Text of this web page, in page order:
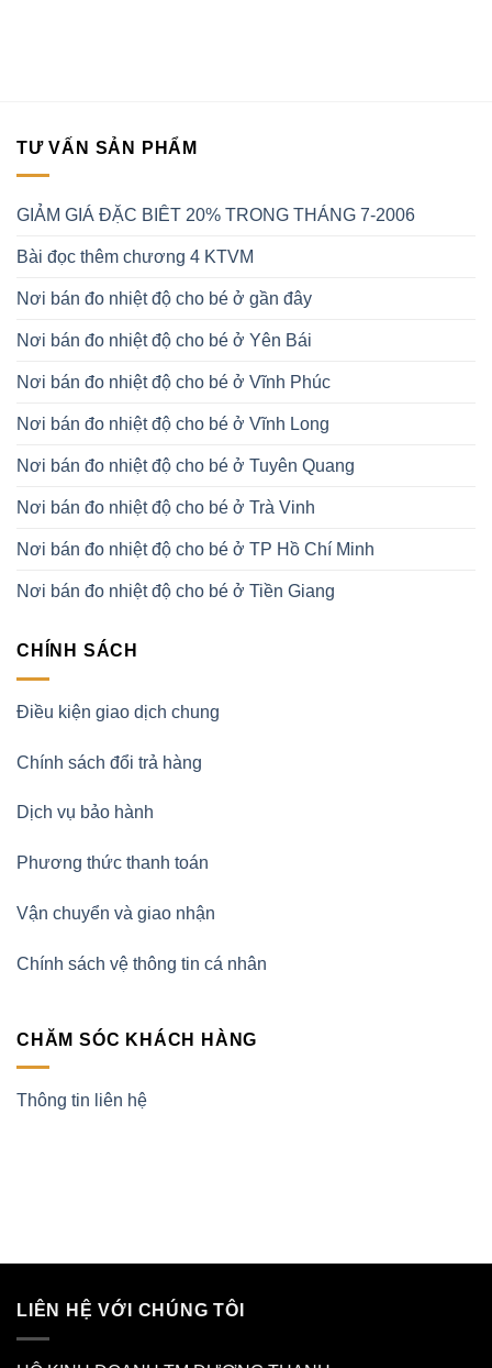
TƯ VẤN SẢN PHẨM
GIẢM GIÁ ĐẶC BIÊT 20% TRONG THÁNG 7-2006
Bài đọc thêm chương 4 KTVM
Nơi bán đo nhiệt độ cho bé ở gần đây
Nơi bán đo nhiệt độ cho bé ở Yên Bái
Nơi bán đo nhiệt độ cho bé ở Vĩnh Phúc
Nơi bán đo nhiệt độ cho bé ở Vĩnh Long
Nơi bán đo nhiệt độ cho bé ở Tuyên Quang
Nơi bán đo nhiệt độ cho bé ở Trà Vinh
Nơi bán đo nhiệt độ cho bé ở TP Hồ Chí Minh
Nơi bán đo nhiệt độ cho bé ở Tiền Giang
CHÍNH SÁCH
Điều kiện giao dịch chung
Chính sách đổi trả hàng
Dịch vụ bảo hành
Phương thức thanh toán
Vận chuyển và giao nhận
Chính sách vệ thông tin cá nhân
CHĂM SÓC KHÁCH HÀNG
Thông tin liên hệ
LIÊN HỆ VỚI CHÚNG TÔI